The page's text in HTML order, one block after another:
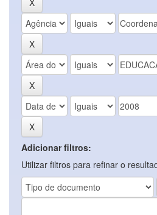
Adicionar filtros:
Utilizar filtros para refinar o